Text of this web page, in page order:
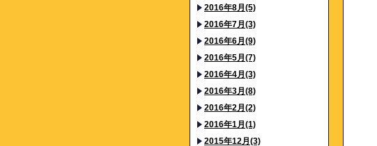
2016年8月(5)
2016年7月(3)
2016年6月(9)
2016年5月(7)
2016年4月(3)
2016年3月(8)
2016年2月(2)
2016年1月(1)
2015年12月(3)